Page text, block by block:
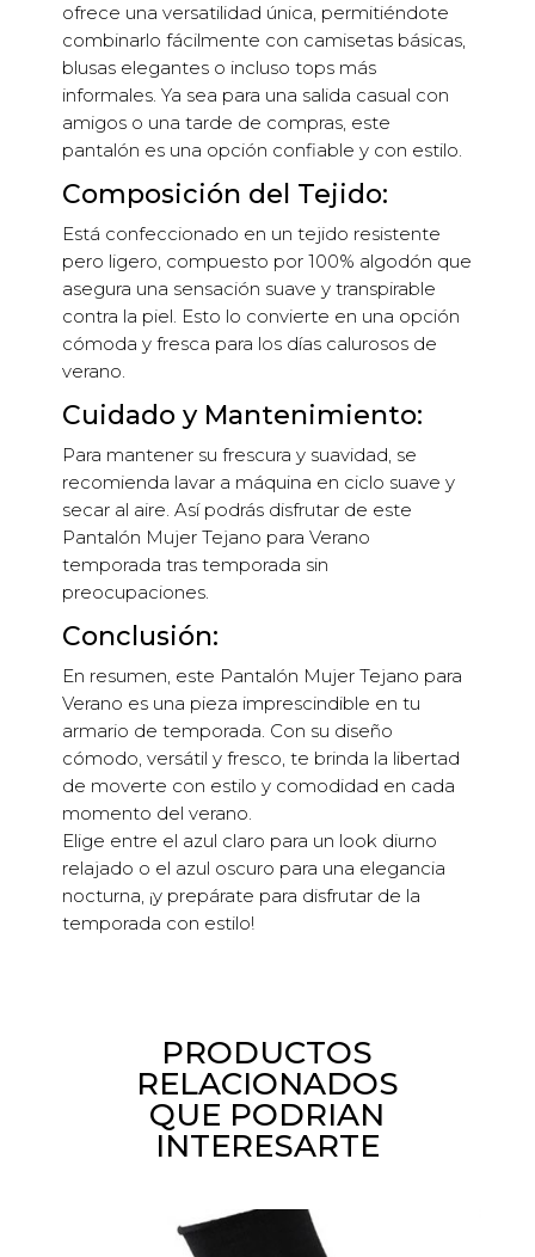
ofrece una versatilidad única, permitiéndote
combinarlo fácilmente con camisetas básicas,
blusas elegantes o incluso tops más
informales. Ya sea para una salida casual con
amigos o una tarde de compras, este
pantalón es una opción confiable y con estilo.
Composición del Tejido:
Está confeccionado en un tejido resistente
pero ligero, compuesto por 100% algodón que
asegura una sensación suave y transpirable
contra la piel. Esto lo convierte en una opción
cómoda y fresca para los días calurosos de
verano.
Cuidado y Mantenimiento:
Para mantener su frescura y suavidad, se
recomienda lavar a máquina en ciclo suave y
secar al aire. Así podrás disfrutar de este
Pantalón Mujer Tejano para Verano
temporada tras temporada sin
preocupaciones.
Conclusión:
En resumen, este Pantalón Mujer Tejano para
Verano es una pieza imprescindible en tu
armario de temporada. Con su diseño
cómodo, versátil y fresco, te brinda la libertad
de moverte con estilo y comodidad en cada
momento del verano.
Elige entre el azul claro para un look diurno
relajado o el azul oscuro para una elegancia
nocturna, ¡y prepárate para disfrutar de la
temporada con estilo!
PRODUCTOS
RELACIONADOS
QUE PODRIAN
INTERESARTE